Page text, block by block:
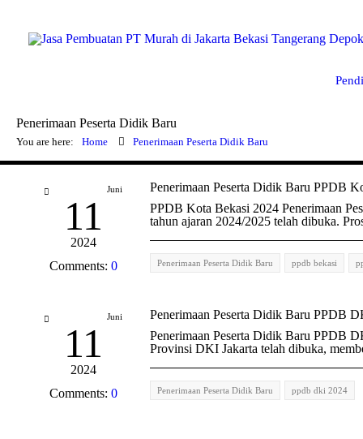
Penerimaan Peserta Didik Baru
You are here: Home Penerimaan Peserta Didik Baru
11
Juni
2024
Comments: 0
Penerimaan Peserta Didik Baru PPDB
PPDB Kota Bekasi 2024 Penerimaan
tahun ajaran 2024/2025 telah dibuka.
Penerimaan Peserta Didik Baru ppdb bekasi
11
Juni
2024
Comments: 0
Penerimaan Peserta Didik Baru PPDB
Penerimaan Peserta Didik Baru PPDB
Provinsi DKI Jakarta telah dibuka,
Penerimaan Peserta Didik Baru ppdb dki 2024